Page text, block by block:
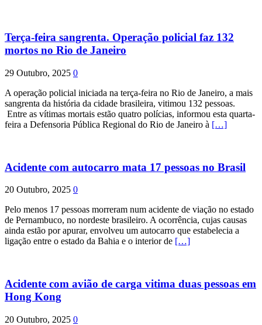
Terça-feira sangrenta. Operação policial faz 132
mortos no Rio de Janeiro
29 Outubro, 2025 0
A operação policial iniciada na terça-feira no Rio de Janeiro, a mais
sangrenta da história da cidade brasileira, vitimou 132 pessoas.
Entre as vítimas mortais estão quatro polícias, informou esta quarta-
feira a Defensoria Pública Regional do Rio de Janeiro à […]
Acidente com autocarro mata 17 pessoas no Brasil
20 Outubro, 2025 0
Pelo menos 17 pessoas morreram num acidente de viação no estado
de Pernambuco, no nordeste brasileiro. A ocorrência, cujas causas
ainda estão por apurar, envolveu um autocarro que estabelecia a
ligação entre o estado da Bahia e o interior de […]
Acidente com avião de carga vitima duas pessoas em
Hong Kong
20 Outubro, 2025 0